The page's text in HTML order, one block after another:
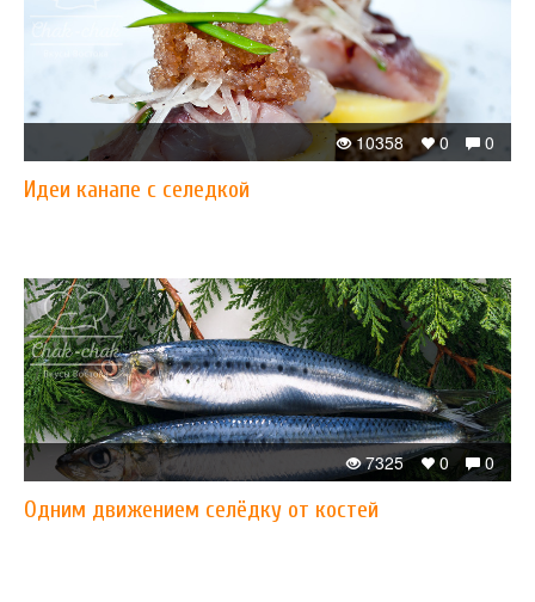
0
0
10358
Идеи канапе с селедкой
0
0
7325
Одним движением селёдку от костей